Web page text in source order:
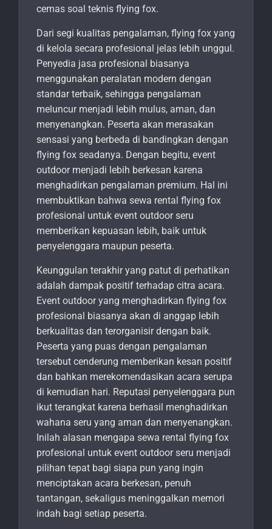
cemas soal teknis flying fox.
Dari segi kualitas pengalaman, flying fox yang
di kelola secara profesional jelas lebih unggul.
Penyedia jasa profesional biasanya
menggunakan peralatan modern dengan
standar terbaik, sehingga pengalaman
meluncur menjadi lebih mulus, aman, dan
menyenangkan. Peserta akan merasakan
sensasi yang berbeda di bandingkan dengan
flying fox seadanya. Dengan begitu, event
outdoor menjadi lebih berkesan karena
menghadirkan pengalaman premium. Hal ini
membuktikan bahwa sewa rental flying fox
profesional untuk event outdoor seru
memberikan kepuasan lebih, baik untuk
penyelenggara maupun peserta.
Keunggulan terakhir yang patut di perhatikan
adalah dampak positif terhadap citra acara.
Event outdoor yang menghadirkan flying fox
profesional biasanya akan di anggap lebih
berkualitas dan terorganisir dengan baik.
Peserta yang puas dengan pengalaman
tersebut cenderung memberikan kesan positif
dan bahkan merekomendasikan acara serupa
di kemudian hari. Reputasi penyelenggara pun
ikut terangkat karena berhasil menghadirkan
wahana seru yang aman dan menyenangkan.
Inilah alasan mengapa sewa rental flying fox
profesional untuk event outdoor seru menjadi
pilihan tepat bagi siapa pun yang ingin
menciptakan acara berkesan, penuh
tantangan, sekaligus meninggalkan memori
indah bagi setiap peserta.